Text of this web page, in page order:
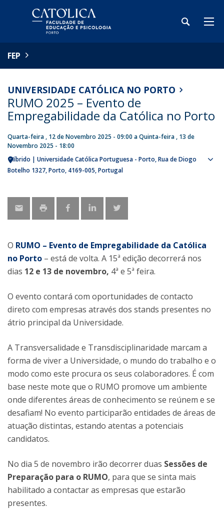
FEP
UNIVERSIDADE CATÓLICA NO PORTO
RUMO 2025 – Evento de
Empregabilidade da Católica no Porto
Quarta-feira , 12 de Novembro 2025 - 09:00 aQuinta-feira , 13 de
Novembro 2025 - 18:00
Híbrido | Universidade Católica Portuguesa - Porto Rua de Diogo
Botelho 1327 Porto 4169-005 Portugal
O RUMO – Evento de Empregabilidade da Católica
no Porto – está de volta. A 15ª edição decorrerá nos
dias 12 e 13 de novembro, 4ª e 5ª feira.
O evento contará com oportunidades de contacto
direto com empresas através dos stands presentes no
átrio principal da Universidade.
A Transversalidade e Transdisciplinaridade marcam a
forma de viver a Universidade, o mundo do trabalho e o
modo como este procura os seus colaboradores. É com
base neste mote que o RUMO promove um ambiente
onde diferentes áreas de conhecimento se reúnem e se
desafiam! No evento participarão entidades de áreas de
atuação distintas, estando atentas a potenciais
candidatos.
No dia 5 de novembro irão decorrer duas Sessões de
Preparação para o RUMO, para que se sinta mais
habilitado a contactar as empresas que estarão
presentes.